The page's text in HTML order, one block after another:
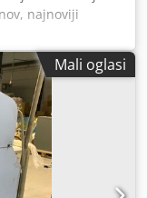
najnoviji
Tehničke
25. Unutarnji
listova od 80 g/m²
Ručno
u ispravnom
potezu. Upute su
Mali oglasi